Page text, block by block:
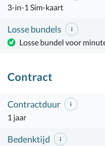
3-in-1 Sim-kaart
Losse bundels
Losse bundel voor
Contract
Contractduur
1 jaar
Bedenktijd